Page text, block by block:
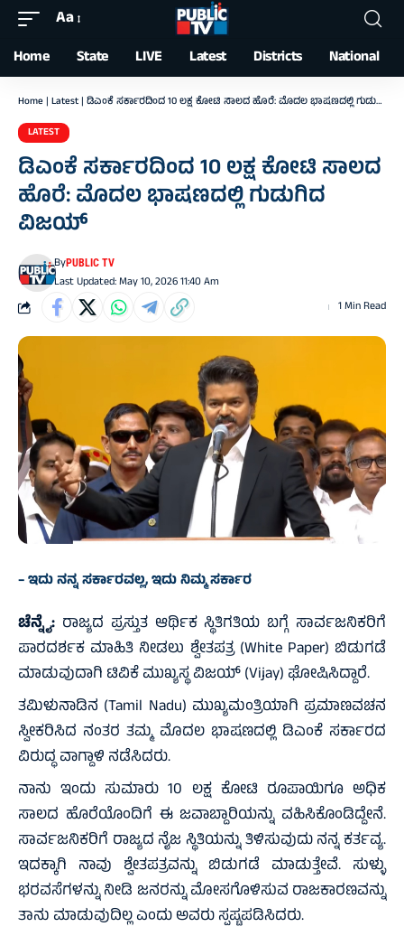
Font
Resizer
Aa
Home State LIVE Latest Districts National
Home | Latest | ಡಿಎಂಕೆ ಸರ್ಕಾರದಿಂದ 10 ಲಕ್ಷ ಕೋಟಿ ಸಾಲದ ಹೊರೆ: ಮೊದಲ ಭಾಷಣದಲ್ಲಿ ಗುಡುಗಿದ ವಿಜಯ್‌
LATEST
ಡಿಎಂಕೆ ಸರ್ಕಾರದಿಂದ 10 ಲಕ್ಷ ಕೋಟಿ ಸಾಲದ
ಹೊರೆ: ಮೊದಲ ಭಾಷಣದಲ್ಲಿ ಗುಡುಗಿದ
ವಿಜಯ್‌
Last Updated: May 10, 2026 11:40 Am
ByPUBLIC TV
1 Min Read
– ಇದು ನನ್ನ ಸರ್ಕಾರವಲ್ಲ, ಇದು ನಿಮ್ಮ ಸರ್ಕಾರ
ಚೆನ್ನೈ: ರಾಜ್ಯದ ಪ್ರಸ್ತುತ ಆರ್ಥಿಕ ಸ್ಥಿತಿಗತಿಯ ಬಗ್ಗೆ ಸಾರ್ವಜನಿಕರಿಗೆ
ಪಾರದರ್ಶಕ ಮಾಹಿತಿ ನೀಡಲು ಶ್ವೇತಪತ್ರ (White Paper) ಬಿಡುಗಡೆ
ಮಾಡುವುದಾಗಿ ಟಿವಿಕೆ ಮುಖ್ಯಸ್ಥ ವಿಜಯ್‌ (Vijay) ಘೋಷಿಸಿದ್ದಾರೆ.
ತಮಿಳುನಾಡಿನ (Tamil Nadu) ಮುಖ್ಯಮಂತ್ರಿಯಾಗಿ ಪ್ರಮಾಣವಚನ
ಸ್ವೀಕರಿಸಿದ ನಂತರ ತಮ್ಮ ಮೊದಲ ಭಾಷಣದಲ್ಲಿ ಡಿಎಂಕೆ ಸರ್ಕಾರದ
ವಿರುದ್ಧ ವಾಗ್ದಾಳಿ ನಡೆಸಿದರು.
ನಾನು ಇಂದು ಸುಮಾರು 10 ಲಕ್ಷ ಕೋಟಿ ರೂಪಾಯಿಗೂ ಅಧಿಕ
ಸಾಲದ ಹೊರೆಯೊಂದಿಗೆ ಈ ಜವಾಬ್ದಾರಿಯನ್ನು ವಹಿಸಿಕೊಂಡಿದ್ದೇನೆ.
ಸಾರ್ವಜನಿಕರಿಗೆ ರಾಜ್ಯದ ನೈಜ ಸ್ಥಿತಿಯನ್ನು ತಿಳಿಸುವುದು ನನ್ನ ಕರ್ತವ್ಯ.
ಇದಕ್ಕಾಗಿ ನಾವು ಶ್ವೇತಪತ್ರವನ್ನು ಬಿಡುಗಡೆ ಮಾಡುತ್ತೇವೆ. ಸುಳ್ಳು
ಭರವಸೆಗಳನ್ನು ನೀಡಿ ಜನರನ್ನು ಮೋಸಗೊಳಿಸುವ ರಾಜಕಾರಣವನ್ನು
ತಾನು ಮಾಡುವುದಿಲ್ಲ ಎಂದು ಅವರು ಸ್ಪಷ್ಟಪಡಿಸಿದರು.